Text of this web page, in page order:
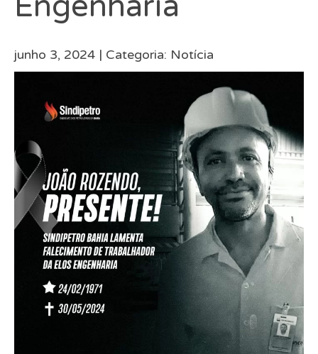
junho 3, 2024 | Categoria: Notícia